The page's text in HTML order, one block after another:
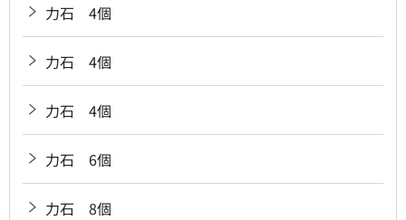
力石 4個
力石 4個
力石 4個
力石 6個
力石 8個